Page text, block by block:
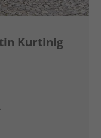
Kurtinig